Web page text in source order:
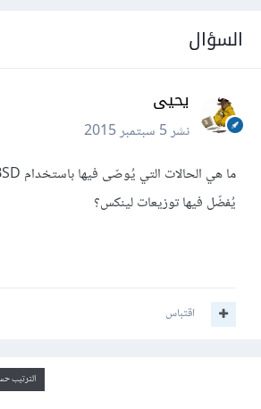
السؤال
يحيى
نشر5 سبتمبر 2015
يُفضّل فيها توزيعات لينكس؟
اقتباس
الترتيب